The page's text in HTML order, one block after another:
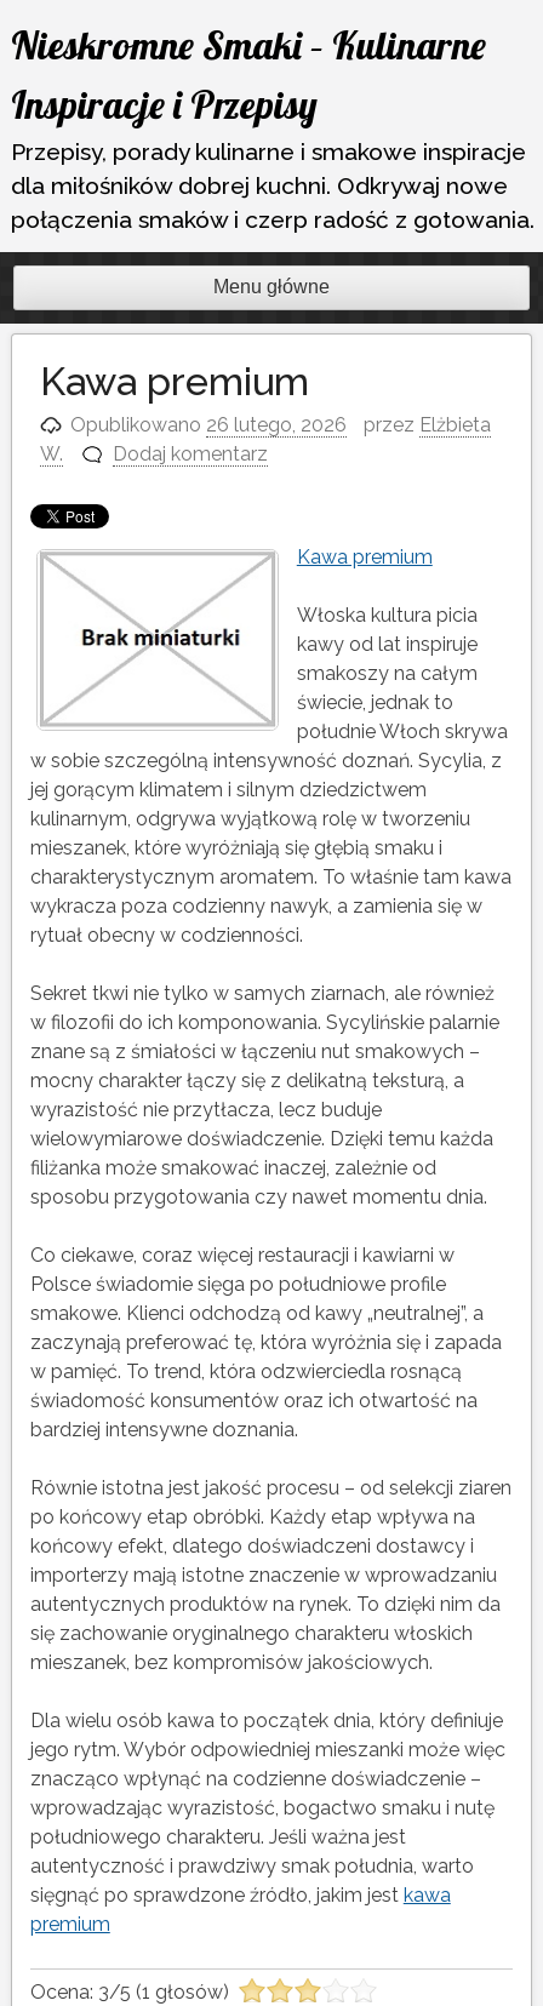
Przejdź
do
treści
Nieskromne Smaki – Kulinarne
Inspiracje i Przepisy
Przepisy, porady kulinarne i smakowe inspiracje
dla miłośników dobrej kuchni. Odkrywaj nowe
połączenia smaków i czerp radość z gotowania.
Menu główne
Kawa premium
Opublikowano 26 lutego, 2026 przez Elżbieta
W.
Dodaj komentarz
Kawa premium
Włoska kultura picia
kawy od lat inspiruje
smakoszy na całym
świecie, jednak to
południe Włoch skrywa
w sobie szczególną intensywność doznań. Sycylia, z
jej gorącym klimatem i silnym dziedzictwem
kulinarnym, odgrywa wyjątkową rolę w tworzeniu
mieszanek, które wyróżniają się głębią smaku i
charakterystycznym aromatem. To właśnie tam kawa
wykracza poza codzienny nawyk, a zamienia się w
rytuał obecny w codzienności.
Sekret tkwi nie tylko w samych ziarnach, ale również
w filozofii do ich komponowania. Sycylińskie palarnie
znane są z śmiałości w łączeniu nut smakowych –
mocny charakter łączy się z delikatną teksturą, a
wyrazistość nie przytłacza, lecz buduje
wielowymiarowe doświadczenie. Dzięki temu każda
filiżanka może smakować inaczej, zależnie od
sposobu przygotowania czy nawet momentu dnia.
Co ciekawe, coraz więcej restauracji i kawiarni w
Polsce świadomie sięga po południowe profile
smakowe. Klienci odchodzą od kawy „neutralnej”, a
zaczynają preferować tę, która wyróżnia się i zapada
w pamięć. To trend, która odzwierciedla rosnącą
świadomość konsumentów oraz ich otwartość na
bardziej intensywne doznania.
Równie istotna jest jakość procesu – od selekcji ziaren
po końcowy etap obróbki. Każdy etap wpływa na
końcowy efekt, dlatego doświadczeni dostawcy i
importerzy mają istotne znaczenie w wprowadzaniu
autentycznych produktów na rynek. To dzięki nim da
się zachowanie oryginalnego charakteru włoskich
mieszanek, bez kompromisów jakościowych.
Dla wielu osób kawa to początek dnia, który definiuje
jego rytm. Wybór odpowiedniej mieszanki może więc
znacząco wpłynąć na codzienne doświadczenie –
wprowadzając wyrazistość, bogactwo smaku i nutę
południowego charakteru. Jeśli ważna jest
autentyczność i prawdziwy smak południa, warto
sięgnąć po sprawdzone źródło, jakim jest kawa
premium
Ocena: 3/5 (1 głosów)